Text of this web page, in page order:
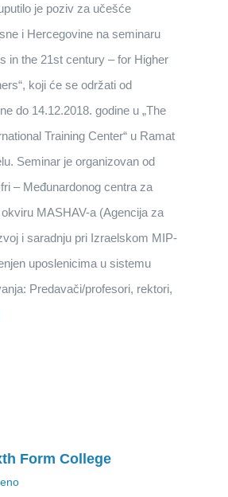
je poziv za učešće
i Hercegovine na seminaru
in the 21st century – for Higher
koji će se održati od
do 14.12.2018. godine u „The
Training Center“ u Ramat
Seminar je organizovan od
– Međunardonog centra za
MASHAV-a (Agencija za
i saradnju pri Izraelskom MIP-
uposlenicima u sistemu
Predavači/profesori, rektori,
Form College